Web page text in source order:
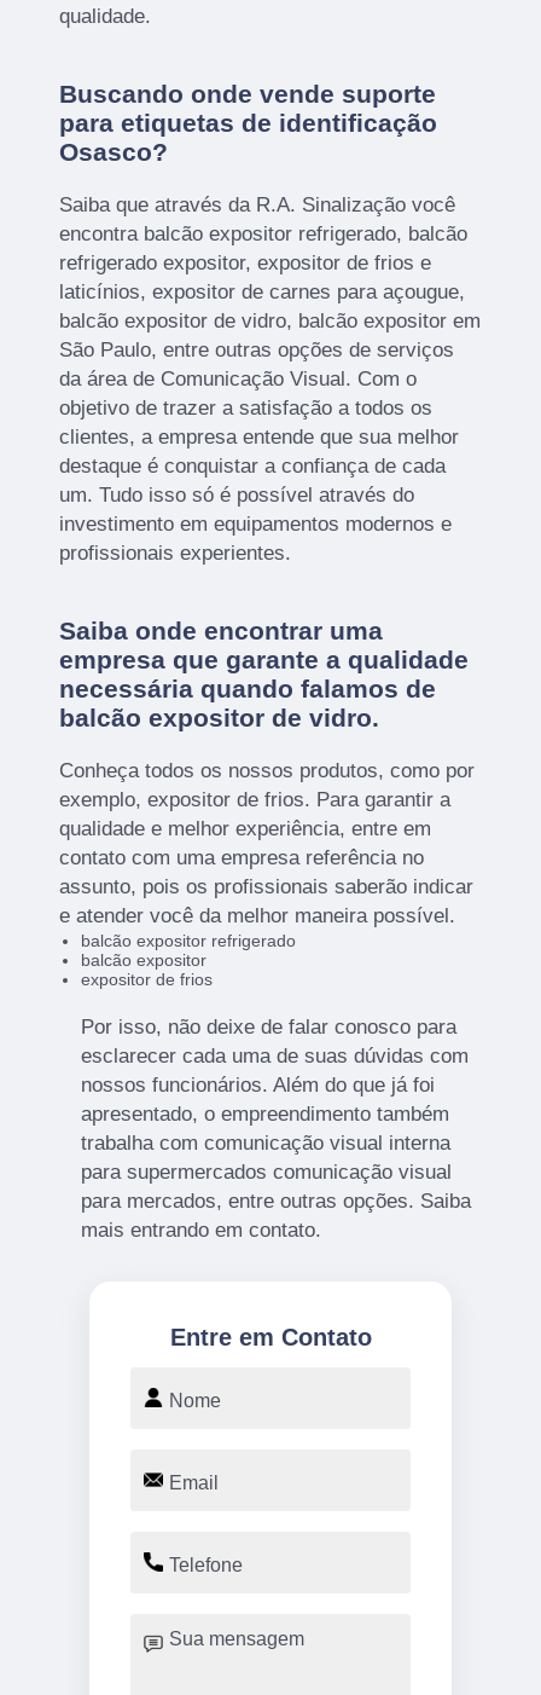
qualidade.
Buscando onde vende suporte
para etiquetas de identificação
Osasco?
Saiba que através da R.A. Sinalização você
encontra balcão expositor refrigerado, balcão
refrigerado expositor, expositor de frios e
laticínios, expositor de carnes para açougue,
balcão expositor de vidro, balcão expositor em
São Paulo, entre outras opções de serviços
da área de Comunicação Visual. Com o
objetivo de trazer a satisfação a todos os
clientes, a empresa entende que sua melhor
destaque é conquistar a confiança de cada
um. Tudo isso só é possível através do
investimento em equipamentos modernos e
profissionais experientes.
Saiba onde encontrar uma
empresa que garante a qualidade
necessária quando falamos de
balcão expositor de vidro.
Conheça todos os nossos produtos, como por
exemplo, expositor de frios. Para garantir a
qualidade e melhor experiência, entre em
contato com uma empresa referência no
assunto, pois os profissionais saberão indicar
e atender você da melhor maneira possível.
balcão expositor refrigerado
balcão expositor
expositor de frios
Por isso, não deixe de falar conosco para
esclarecer cada uma de suas dúvidas com
nossos funcionários. Além do que já foi
apresentado, o empreendimento também
trabalha com comunicação visual interna
para supermercados comunicação visual
para mercados, entre outras opções. Saiba
mais entrando em contato.
Entre em Contato